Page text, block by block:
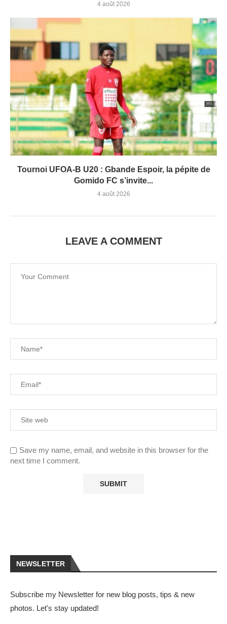
4 août 2026
Tournoi UFOA-B U20 : Gbande Espoir, la pépite de
Gomido FC s’invite...
4 août 2026
LEAVE A COMMENT
Save my name, email, and website in this browser for the
next time I comment.
NEWSLETTER
Subscribe my Newsletter for new blog posts, tips & new
photos. Let's stay updated!